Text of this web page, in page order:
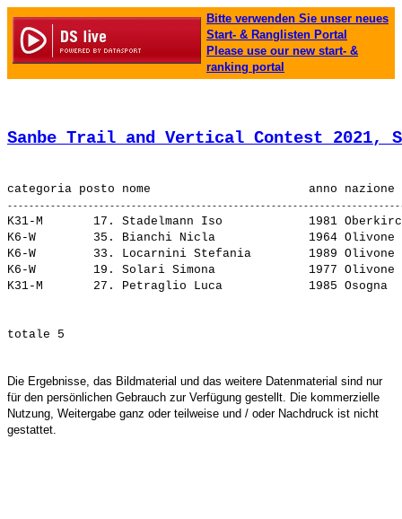
Bitte verwenden Sie unser neues
Start- & Ranglisten Portal
Please use our new start- &
ranking portal
Sanbe Trail and Vertical Contest 2021,
K31-M       17. Stadelmann Iso
1981
K6-W        35. Bianchi Nicla
1964
K6-W        33. Locarnini Stefania
1989
K6-W        19. Solari Simona
1977
K31-M       27. Petraglio Luca
Die Ergebnisse, das Bildmaterial und das weitere Datenmaterial sind nur
für den persönlichen Gebrauch zur Verfügung gestellt. Die kommerzielle
Nutzung, Weitergabe ganz oder teilweise und / oder Nachdruck ist nicht
gestattet.